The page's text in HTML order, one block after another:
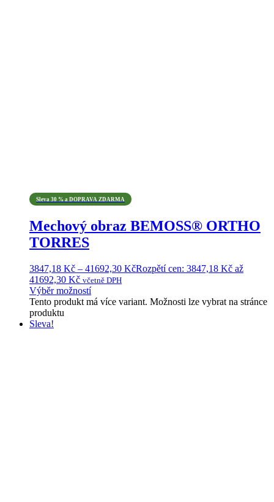
Sleva 30 % a DOPRAVA ZDARMA
Mechový obraz BEMOSS® ORTHO
TORRES
3847,18 Kč – 41692,30 KčRozpětí cen: 3847,18 Kč až
41692,30 Kč včetně DPH
Výběr možností
Tento produkt má více variant. Možnosti lze vybrat na stránce
produktu
Sleva!